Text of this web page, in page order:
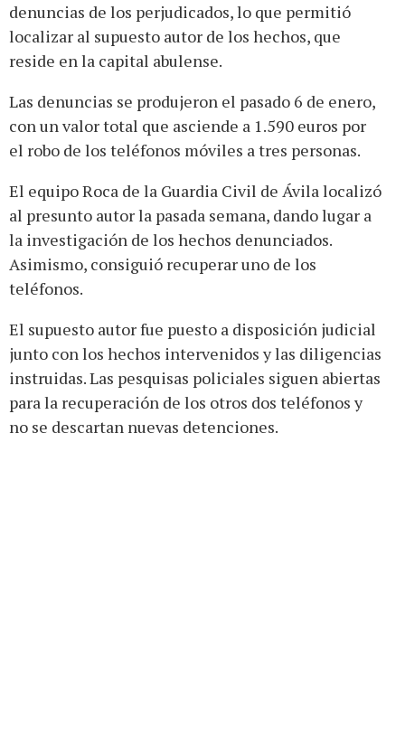
denuncias de los perjudicados, lo que permitió
localizar al supuesto autor de los hechos, que
reside en la capital abulense.
Las denuncias se produjeron el pasado 6 de enero,
con un valor total que asciende a 1.590 euros por
el robo de los teléfonos móviles a tres personas.
El equipo Roca de la Guardia Civil de Ávila localizó
al presunto autor la pasada semana, dando lugar a
la investigación de los hechos denunciados.
Asimismo, consiguió recuperar uno de los
teléfonos.
El supuesto autor fue puesto a disposición judicial
junto con los hechos intervenidos y las diligencias
instruidas. Las pesquisas policiales siguen abiertas
para la recuperación de los otros dos teléfonos y
no se descartan nuevas detenciones.